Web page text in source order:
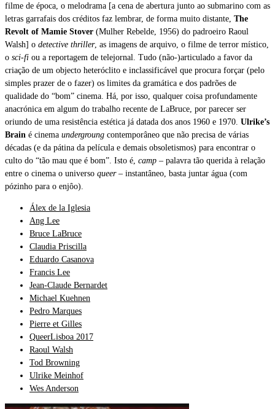
filme de época, o melodrama [a cena de abertura junto ao submarino com as
letras garrafais dos créditos faz lembrar, de forma muito distante, The
Revolt of Mamie Stover (Mulher Rebelde, 1956) do padroeiro Raoul
Walsh] o detective thriller, as imagens de arquivo, o filme de terror místico,
o sci-fi ou a reportagem de telejornal. Tudo (não-)articulado a favor da
criação de um objecto heteróclito e inclassificável que procura forçar (pelo
simples prazer de o fazer) os limites da gramática e dos padrões de
qualidade do “bom” cinema. Há, por isso, qualquer coisa profundamente
anacrónica em algum do trabalho recente de LaBruce, por parecer ser
oriundo de uma resistência estética já datada dos anos 1960 e 1970. Ulrike’s
Brain é cinema undergroung contemporâneo que não precisa de várias
décadas (e da pátina da película e demais obsoletismos) para encontrar o
culto do “tão mau que é bom”. Isto é, camp – palavra tão querida à relação
entre o cinema o universo queer – instantâneo, basta juntar água (com
pózinho para o enjôo).
Álex de la Iglesia
Ang Lee
Bruce LaBruce
Claudia Priscilla
Eduardo Casanova
Francis Lee
Jean-Claude Bernardet
Michael Kuehnen
Pedro Marques
Pierre et Gilles
QueerLisboa 2017
Raoul Walsh
Tod Browning
Ulrike Meinhof
Wes Anderson